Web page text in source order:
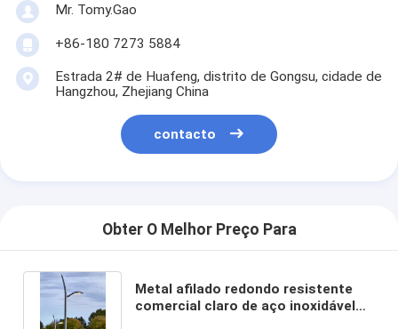
Mr. Tomy.Gao
+86-180 7273 5884
Estrada 2# de Huafeng, distrito de Gongsu, cidade de
Hangzhou, Zhejiang China
contacto
Obter O Melhor Preço Para
Metal afilado redondo resistente
comercial claro de aço inoxidável